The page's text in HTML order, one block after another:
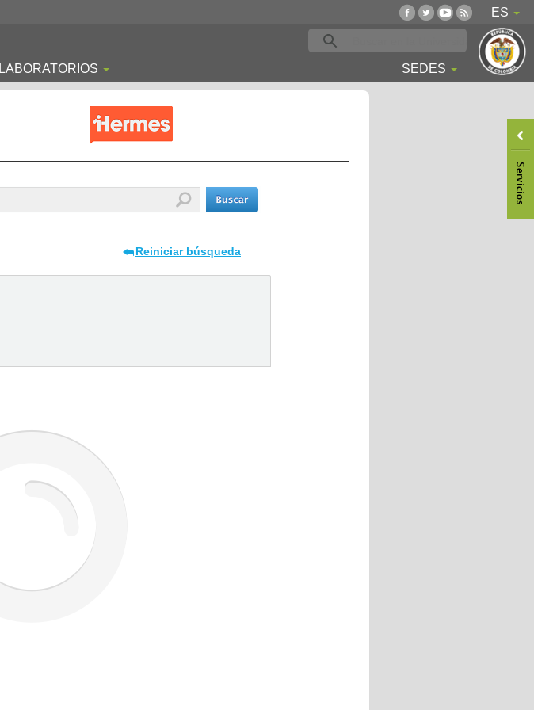
ES
LABORATORIOS SEDES
Reiniciar búsqueda